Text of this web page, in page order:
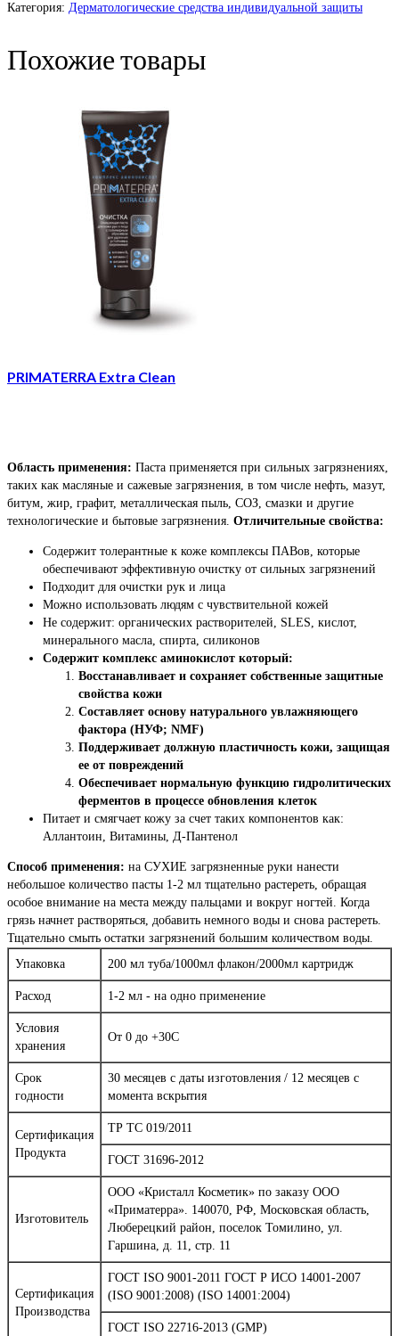
Категория: Дерматологические средства индивидуальной защиты
Похожие товары
PRIMATERRA Extra Clean
Область применения: Паста применяется при сильных загрязнениях,
таких как масляные и сажевые загрязнения, в том числе нефть, мазут,
битум, жир, графит, металлическая пыль, СОЗ, смазки и другие
технологические и бытовые загрязнения. Отличительные свойства:
Содержит толерантные к коже комплексы ПАВов, которые
обеспечивают эффективную очистку от сильных загрязнений
Подходит для очистки рук и лица
Можно использовать людям с чувствительной кожей
Не содержит: органических растворителей, SLES, кислот,
минерального масла, спирта, силиконов
Содержит комплекс аминокислот который:
Восстанавливает и сохраняет собственные защитные
свойства кожи
Составляет основу натурального увлажняющего
фактора (НУФ; NMF)
Поддерживает должную пластичность кожи, защищая
ее от повреждений
Обеспечивает нормальную функцию гидролитических
ферментов в процессе обновления клеток
Питает и смягчает кожу за счет таких компонентов как:
Аллантоин, Витамины, Д-Пантенол
Способ применения: на СУХИЕ загрязненные руки нанести
небольшое количество пасты 1-2 мл тщательно растереть, обращая
особое внимание на места между пальцами и вокруг ногтей. Когда
грязь начнет растворяться, добавить немного воды и снова растереть.
Тщательно смыть остатки загрязнений большим количеством воды.
Упаковка
200 мл туба/1000мл флакон/2000мл картридж
Расход 1-2 мл - на одно применение
Условия
хранения
От 0 до +30С
Срок
годности
30 месяцев с даты изготовления / 12 месяцев с
момента вскрытия
Сертификация
Продукта
ТР ТС 019/2011
ГОСТ 31696-2012
Изготовитель
ООО «Кристалл Косметик» по заказу ООО
«Приматерра». 140070, РФ, Московская область,
Люберецкий район, поселок Томилино, ул.
Гаршина, д. 11, стр. 11
Сертификация
Производства
ГОСТ ISO 9001-2011 ГОСТ Р ИСО 14001-2007
(ISO 9001:2008) (ISO 14001:2004)
ГОСТ ISO 22716-2013 (GMP)